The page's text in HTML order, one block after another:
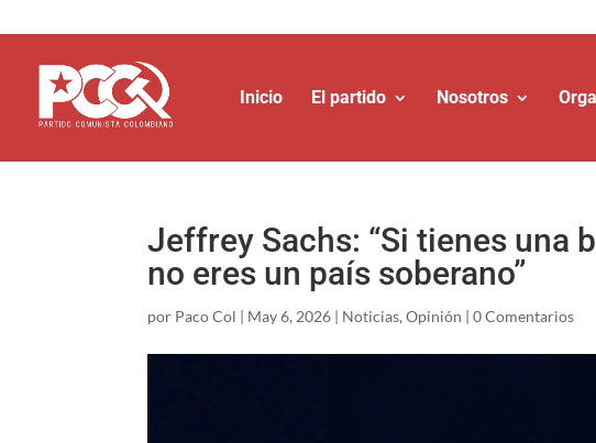
Inicio El partido Nosotros
Jeffrey Sachs: “Si tienes una
no eres un país soberano”
por Paco Col | May 6, 2026 | Noticias,Opinión |0 Comentarios